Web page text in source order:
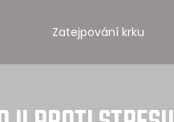
Zatejpování krku